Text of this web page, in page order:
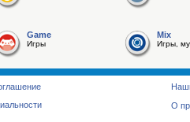
Game
Игры
Mix
Игры,
О